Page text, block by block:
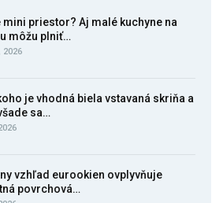
mini priestor? Aj malé kuchyne na
môžu plniť…
2026
je vhodná biela vstavaná skriňa a
sa…
vzhľad eurookien ovplyvňuje
povrchová…